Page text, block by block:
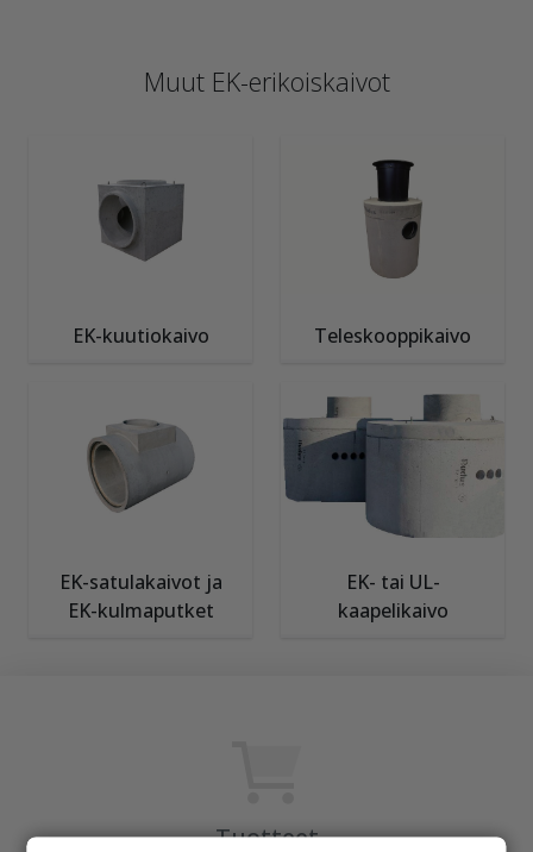
Muut EK-erikoiskaivot
EK-kuutiokaivo Teleskooppikaivo
EK-satulakaivot ja
EK-kulmaputket
EK- tai UL-
kaapelikaivo
Tuotteet